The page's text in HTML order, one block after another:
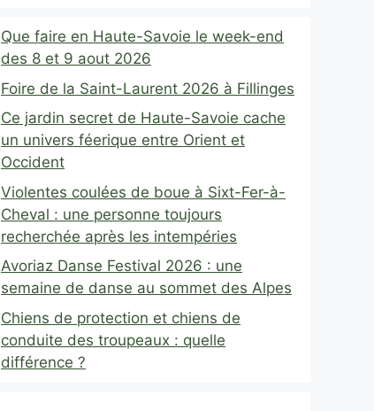
Que faire en Haute-Savoie le week-end
des 8 et 9 aout 2026
Foire de la Saint-Laurent 2026 à Fillinges
Ce jardin secret de Haute-Savoie cache
un univers féerique entre Orient et
Occident
Violentes coulées de boue à Sixt-Fer-à-
Cheval : une personne toujours
recherchée après les intempéries
Avoriaz Danse Festival 2026 : une
semaine de danse au sommet des Alpes
Chiens de protection et chiens de
conduite des troupeaux : quelle
différence ?